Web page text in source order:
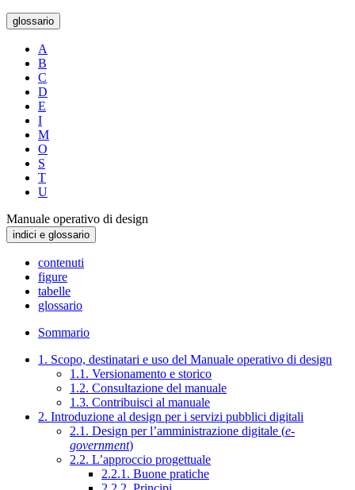
glossario
A
B
C
D
E
I
M
O
S
T
U
Manuale operativo di design
indici e glossario
contenuti
figure
tabelle
glossario
Sommario
1. Scopo, destinatari e uso del Manuale operativo di design
1.1. Versionamento e storico
1.2. Consultazione del manuale
1.3. Contribuisci al manuale
2. Introduzione al design per i servizi pubblici digitali
2.1. Design per l’amministrazione digitale (e-
government)
2.2. L’approccio progettuale
2.2.1. Buone pratiche